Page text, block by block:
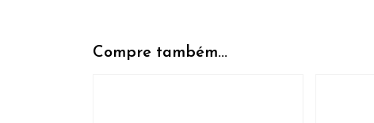
Compre também...